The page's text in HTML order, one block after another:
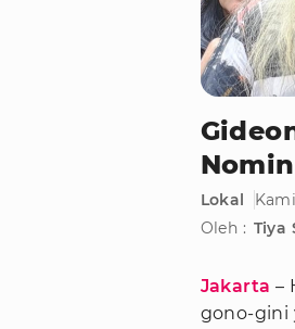
Lokal
Oleh : Tiya
Jakarta –
gono-gini